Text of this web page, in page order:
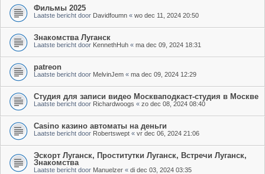
Фильмы 2025
Laatste bericht door Davidfoumn « wo dec 11, 2024 20:50
Знакомства Луганск
Laatste bericht door KennethHuh « ma dec 09, 2024 18:31
patreon
Laatste bericht door MelvinJem « ma dec 09, 2024 12:29
Студия для записи видео Москваподкаст-студия в Москве
Laatste bericht door Richardwoogs « zo dec 08, 2024 08:40
Casino казино автоматы на деньги
Laatste bericht door Robertswept « vr dec 06, 2024 21:06
Эскорт Луганск, Проститутки Луганск, Встречи Луганск,
Знакомства
Laatste bericht door Manuelzer « di dec 03, 2024 03:35